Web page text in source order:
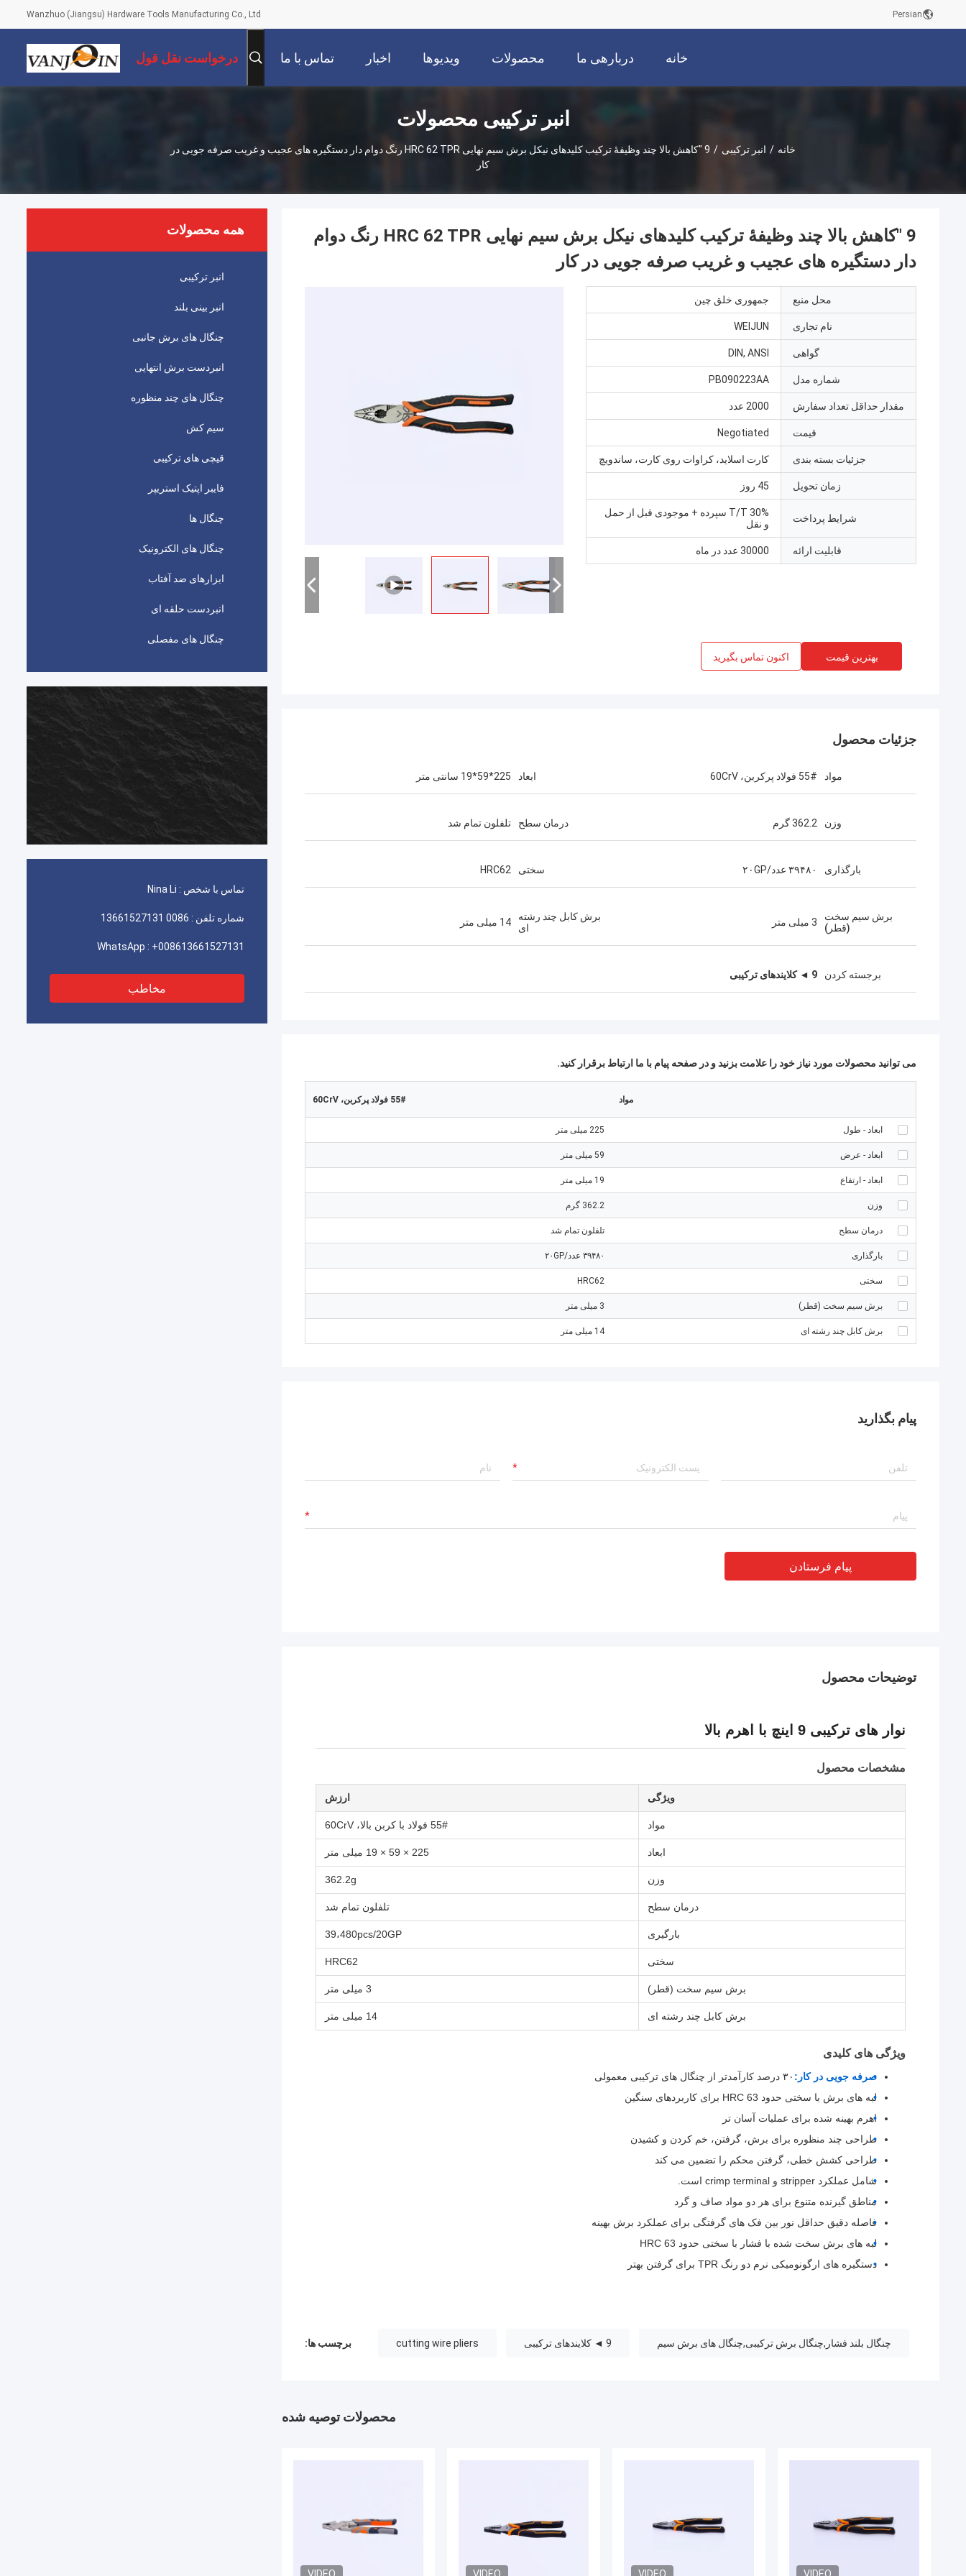
Wanzhuo (Jiangsu) Hardware Tools Manufacturing Co., Ltd Persian
خانه دربارهی ما محصولات ویدیوها اخبار تماس با ما درخواست نقل قول
انبر ترکیبی محصولات
خانه / انبر ترکیبی /
9 "کاهش بالا چند وظیفۀ ترکیب کلیدهای نیکل برش سیم نهایی HRC 62 TPR رنگ دوام دار دستگیره های عجیب و غریب صرفه جویی در
کار
همه محصولات
انبر ترکیبی
انبر بینی بلند
چنگال های برش جانبی
انبردست برش انتهایی
چنگال های چند منظوره
سیم کش
قیچی های ترکیبی
فايبر اپتيک استريپر
چنگال ها
چنگال های الکترونیک
ابزارهای ضد آفتاب
انبردست حلقه ای
چنگال های مفصلی
تماس با شخص : Nina Li
شماره تلفن : 0086 13661527131
WhatsApp : +008613661527131
مخاطب
9 "کاهش بالا چند وظیفۀ ترکیب کلیدهای نیکل برش سیم نهایی HRC 62 TPR رنگ دوام
دار دستگیره های عجیب و غریب صرفه جویی در کار
محل منبع جمهوری خلق چین
نام تجاری WEIJUN
گواهی DIN, ANSI
شماره مدل PB090223AA
مقدار حداقل تعداد سفارش 2000 عدد
قیمت Negotiated
جزئیات بسته بندی کارت اسلاید، کراوات روی کارت، ساندویچ
زمان تحویل 45 روز
شرایط پرداخت
T/T 30% سپرده + موجودی قبل از حمل
و نقل
قابلیت ارائه 30000 عدد در ماه
بهترین قیمت اکنون تماس بگیرید
جزئیات محصول
مواد 55# فولاد پرکربن، 60CrV ابعاد 225*59*19 سانتی متر
وزن 362.2 گرم درمان سطح تلفلون تمام شد
بارگذاری ۳۹۴۸۰ عدد/۲۰GP سختی HRC62
برش سیم سخت
(قطر)
3 میلی متر
برش کابل چند رشته
ای
14 میلی متر
برجسته کردن 9 ◄ کلایندهای ترکیبی
می توانید محصولات مورد نیاز خود را علامت بزنید و در صفحه پیام با ما ارتباط برقرار کنید.
مواد 55# فولاد پرکربن، 60CrV
ابعاد - طول 225 میلی متر
ابعاد - عرض 59 میلی متر
ابعاد - ارتفاع 19 میلی متر
وزن 362.2 گرم
درمان سطح تلفلون تمام شد
بارگذاری ۳۹۴۸۰ عدد/۲۰GP
سختی HRC62
برش سیم سخت (قطر) 3 میلی متر
برش کابل چند رشته ای 14 میلی متر
پیام بگذارید
پیام فرستادن
توضیحات محصول
نوار های ترکیبی 9 اینچ با اهرم بالا
مشخصات محصول
ویژگی ارزش
مواد 55# فولاد با کربن بالا، 60CrV
ابعاد 225 × 59 × 19 میلی متر
وزن 362.2g
درمان سطح تلفلون تمام شد
بارگیری 39،480pcs/20GP
سختی HRC62
برش سیم سخت (قطر) 3 میلی متر
برش کابل چند رشته ای 14 میلی متر
ویژگی های کلیدی
صرفه جویی در کار: ۳۰ درصد کارآمدتر از چنگال های ترکیبی معمولی
لبه های برش با سختی حدود 63 HRC برای کاربردهای سنگین
اهرم بهینه شده برای عملیات آسان تر
طراحی چند منظوره برای برش، گرفتن، خم کردن و کشیدن
طراحی کشش خطی، گرفتن محکم را تضمین می کند
شامل عملکرد stripper و crimp terminal است.
مناطق گیرنده متنوع برای هر دو مواد صاف و گرد
فاصله دقیق حداقل نور بین فک های گرفتگی برای عملکرد برش بهینه
لبه های برش سخت شده با فشار با سختی حدود 63 HRC
دستگیره های ارگونومیکی نرم دو رنگ TPR برای گرفتن بهتر
برچسب ها: چنگال بلند فشار,چنگال برش ترکیبی,چنگال های برش سیم 9 ◄ کلایندهای ترکیبی cutting wire pliers
محصولات توصیه شده